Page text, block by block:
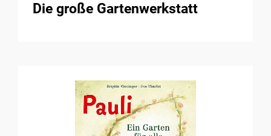
Die große Gartenwerkstatt